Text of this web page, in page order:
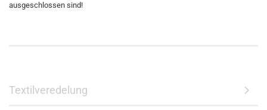
ausgeschlossen sind!
Textilveredelung